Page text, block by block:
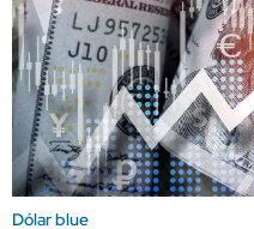
Dólar blue